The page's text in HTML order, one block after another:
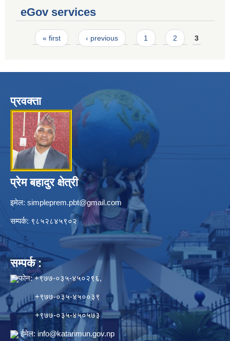
eGov services
Pages
« first ‹ previous 1 2 3
प्रवक्ता
प्रेम बहादुर क्षेत्री
इमेल: simpleprem.pbt@gmail.com
सम्पर्क: ९८५२८४५९०२
सम्पर्क :
फोन: +९७७-०३५-४५०२९६,
+९७७-०३५-४५००३९
+९७७-०३५-४५०५७३
ईमेल: info@katarimun.gov.np